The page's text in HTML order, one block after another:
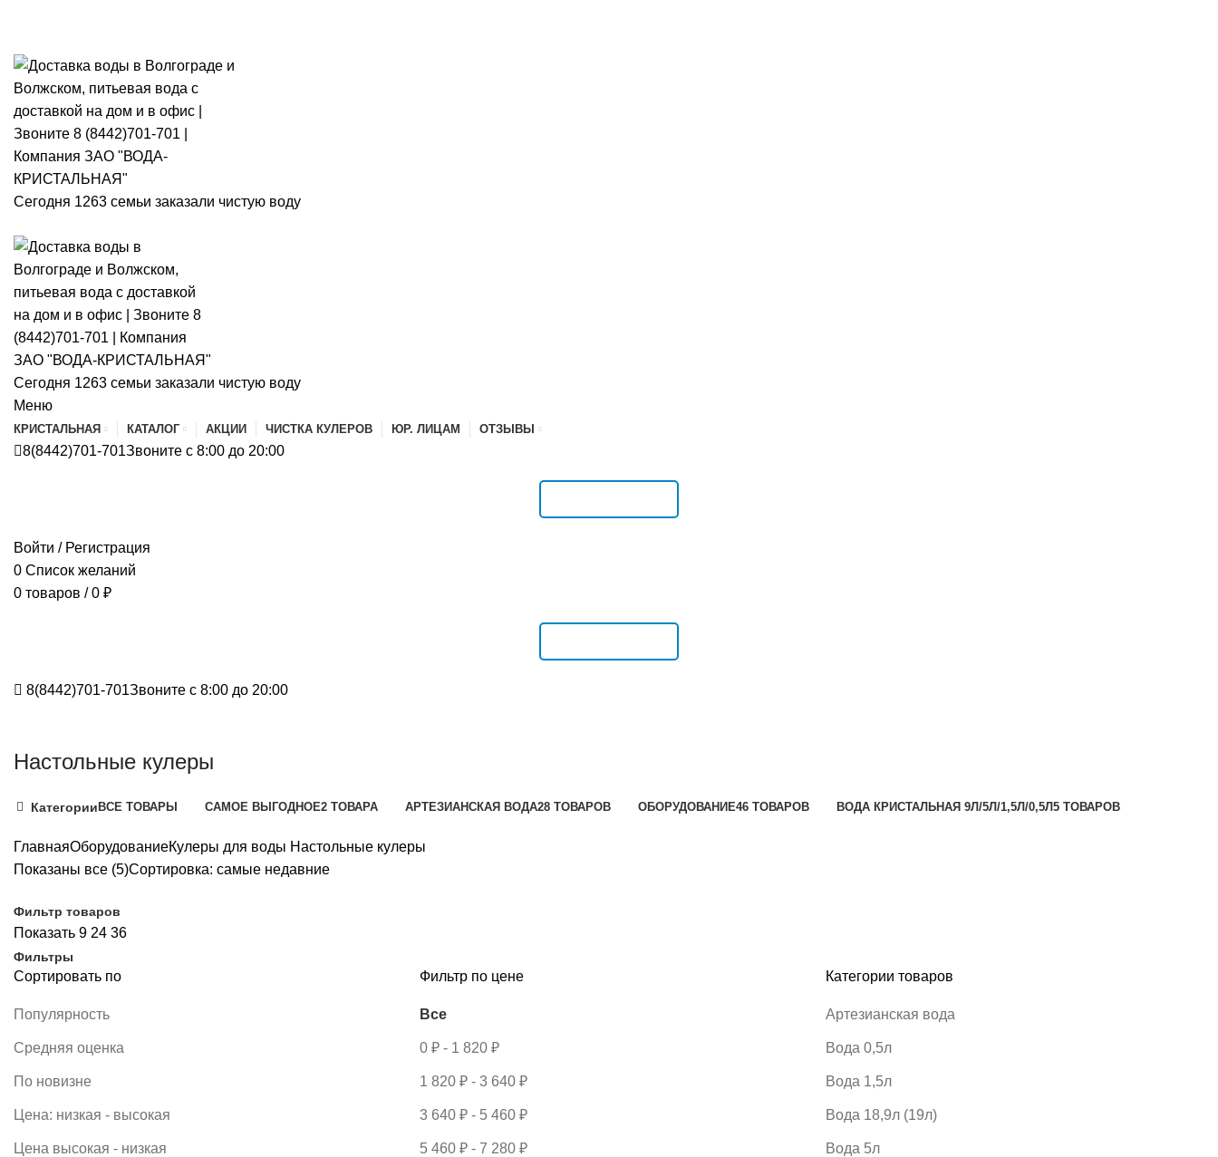
Сегодня 1263 семьи заказали чистую воду
Сегодня 1263 семьи заказали чистую воду
Меню
КРИСТАЛЬНАЯ КАТАЛОГ АКЦИИ ЧИСТКА КУЛЕРОВ ЮР. ЛИЦАМ ОТЗЫВЫ
8(8442)701-701Звоните с 8:00 до 20:00
Войти / Регистрация
0 Список желаний
0 товаров / 0 ₽
8(8442)701-701Звоните с 8:00 до 20:00
Настольные кулеры
Категории ВСЕ ТОВАРЫ САМОЕ ВЫГОДНОЕ2 ТОВАРА АРТЕЗИАНСКАЯ ВОДА28 ТОВАРОВ ОБОРУДОВАНИЕ46 ТОВАРОВ ВОДА КРИСТАЛЬНАЯ 9Л/5Л/1,5Л/0,5Л5 ТОВАРОВ
ГлавнаяОборудованиеКулеры для воды Настольные кулеры
Показаны все (5)Сортировка: самые недавние
Фильтр товаров
Показать 9 24 36
Фильтры
Сортировать по
Популярность
Средняя оценка
По новизне
Цена: низкая - высокая
Цена высокая - низкая
Фильтр по цене
Все
0 ₽ - 1 820 ₽
1 820 ₽ - 3 640 ₽
3 640 ₽ - 5 460 ₽
5 460 ₽ - 7 280 ₽
Категории товаров
Артезианская вода
Вода 0,5л
Вода 1,5л
Вода 18,9л (19л)
Вода 5л